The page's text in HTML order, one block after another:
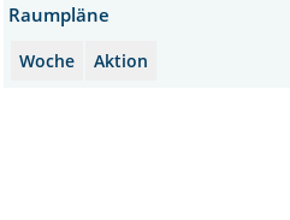
Raumpläne
Woche Aktion